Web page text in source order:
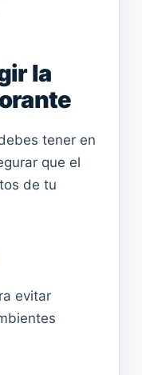
la
tener en
que el
de tu
evitar